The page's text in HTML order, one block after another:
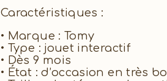
Caractéristiques :
• Marque : Tomy
• Type : jouet interactif
• Dès 9 mois
• État : d’occasion en très